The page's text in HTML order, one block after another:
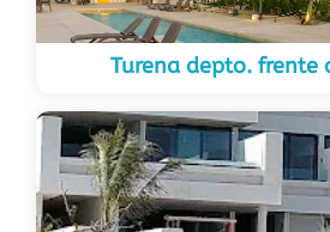
Turena depto. frente